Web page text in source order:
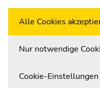
Alle Cookies
Nur notwendige
Cookie-Einstellungen